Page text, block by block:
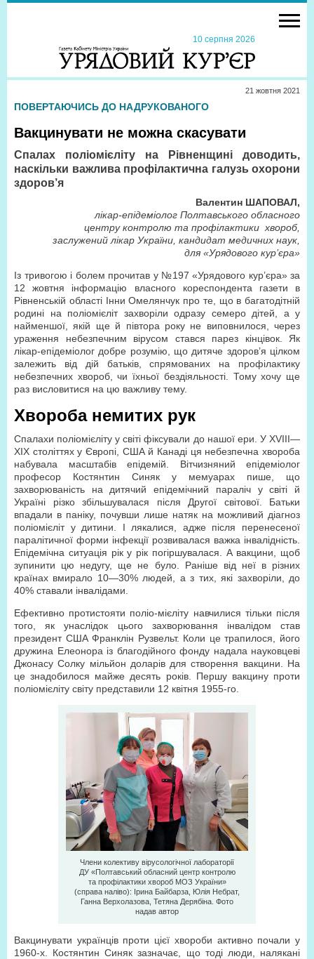
10 серпня 2026
21 жовтня 2021
ПОВЕРТАЮЧИСЬ ДО НАДРУКОВАНОГО
Вакцинувати не можна скасувати
Спалах поліомієліту на Рівненщині доводить,
наскільки важлива профілактична галузь охорони
здоров’я
Валентин ШАПОВАЛ,
лікар-епідеміолог Полтавського обласного
центру контролю та профілактики хвороб,
заслужений лікар України, кандидат медичних наук,
для «Урядового кур’єра»
Із тривогою і болем прочитав у №197 «Урядового кур’єра» за
12 жовтня інформацію власного кореспондента газети в
Рівненській області Інни Омелянчук про те, що в багатодітній
родині на поліомієліт захворіли одразу семеро дітей, а у
найменшої, якій ще й півтора року не виповнилося, через
ураження небезпечним вірусом стався парез кінцівок. Як
лікар-епідеміолог добре розумію, що дитяче здоров’я цілком
залежить від дій батьків, спрямованих на профілактику
небезпечних хвороб, чи їхньої бездіяльності. Тому хочу ще
раз висловитися на цю важливу тему.
Хвороба немитих рук
Спалахи поліомієліту у світі фіксували до нашої ери. У XVIII—
XIX століттях у Європі, США й Канаді ця небезпечна хвороба
набувала масштабів епідемій. Вітчизняний епідеміолог
професор Костянтин Синяк у мемуарах пише, що
захворюваність на дитячий епідемічний параліч у світі й
Україні різко збільшувалася після Другої світової. Батьки
впадали в паніку, почувши лише натяк на можливий діагноз
поліомієліт у дитини. І лякалися, адже після перенесеної
паралітичної форми інфекції розвивалася важка інвалідність.
Епідемічна ситуація рік у рік погіршувалася. А вакцини, щоб
зупинити цю недугу, ще не було. Раніше від неї в різних
країнах вмирало 10—30% людей, а з тих, які захворіли, до
40% ставали інвалідами.
Ефективно протистояти поліо-мієліту навчилися тільки після
того, як унаслідок цього захворювання інвалідом став
президент США Франклін Рузвельт. Коли це трапилося, його
дружина Елеонора із благодійного фонду надала науковцеві
Джонасу Солку мільйон доларів для створення вакцини. На
це знадобилося майже десять років. Першу вакцину проти
поліомієліту світу представили 12 квітня 1955-го.
Члени колективу вірусологічної лабораторії
ДУ «Полтавський обласний центр контролю
та профілактики хвороб МОЗ України»
(справа наліво): Ірина Байбарза, Юлія Небрат,
Ганна Верхолазова, Тетяна Дерябіна. Фото
надав автор
Вакцинувати українців проти цієї хвороби активно почали у
1960-х. Костянтин Синяк зазначає, що тоді люди, налякані